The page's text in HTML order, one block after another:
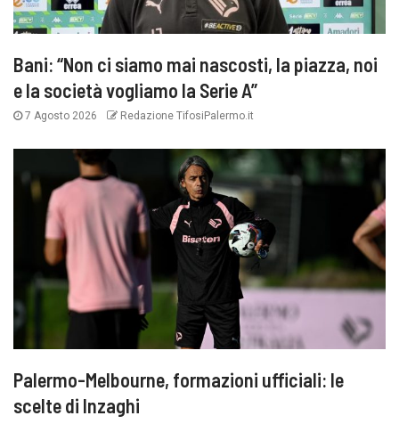
Bani: “Non ci siamo mai nascosti, la piazza, noi
e la società vogliamo la Serie A”
7 Agosto 2026 Redazione TifosiPalermo.it
Palermo-Melbourne, formazioni ufficiali: le
scelte di Inzaghi